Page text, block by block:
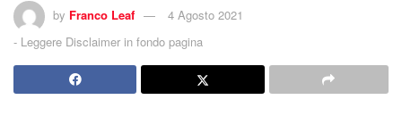
by Franco Leaf
4 Agosto 2021
- Leggere Disclaimer in fondo pagina